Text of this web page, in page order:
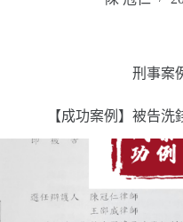
刑事案
【成功案例】被告洗